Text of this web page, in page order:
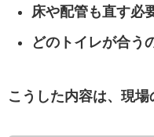
床や配管も直す必
どのトイレが合う
こうした内容は、現場